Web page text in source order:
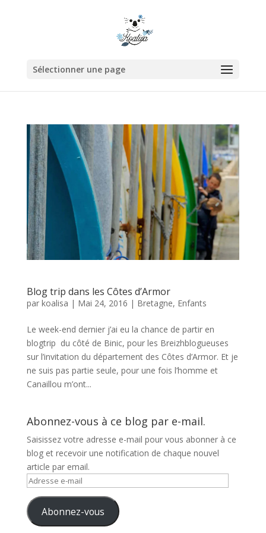
Sélectionner une page
Blog trip dans les Côtes d’Armor
par koalisa | Mai 24, 2016 | Bretagne, Enfants
Le week-end dernier j’ai eu la chance de partir en
blogtrip du côté de Binic, pour les Breizhblogueuses
sur l’invitation du département des Côtes d’Armor. Et je
ne suis pas partie seule, pour une fois l’homme et
Canaillou m’ont...
Abonnez-vous à ce blog par e-mail.
Saisissez votre adresse e-mail pour vous abonner à ce
blog et recevoir une notification de chaque nouvel
article par email.
Adresse
mail Abonnez-vous